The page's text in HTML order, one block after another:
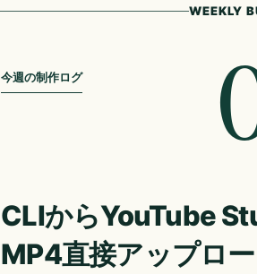
WEEKLY
今週の制作ログ
CLIからYouTube
MP4直接アップロ